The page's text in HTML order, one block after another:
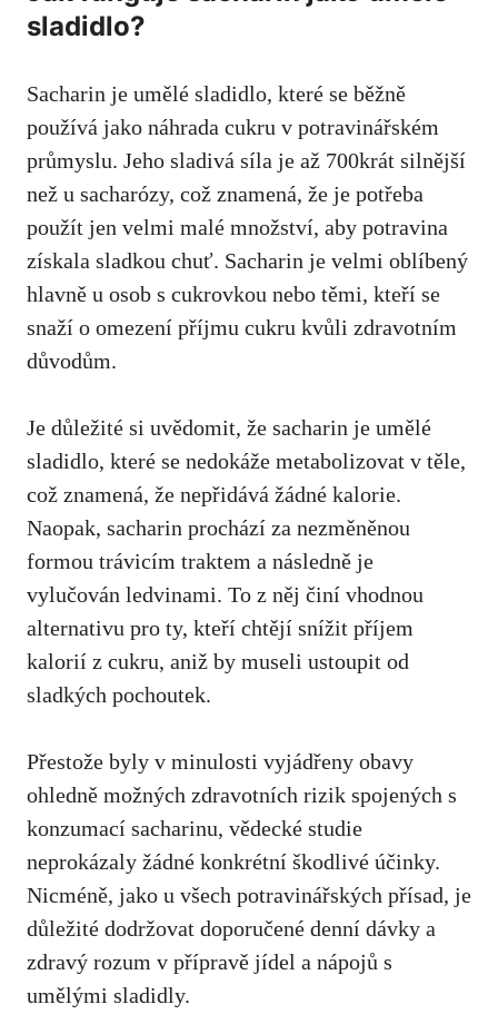
sladidlo?
Sacharin je‌ umělé sladidlo, které se běžně
používá ‍jako náhrada ⁣cukru v potravinářském
průmyslu.‍ Jeho sladivá síla je až 700krát silnější‍
než u sacharózy, což znamená, že je​ potřeba
použít jen velmi malé⁣ množství, aby potravina
získala sladkou​ chuť. Sacharin je velmi oblíbený
hlavně u ‍osob s cukrovkou nebo těmi, kteří se
snaží o omezení příjmu cukru kvůli ⁣zdravotním‌
důvodům.
Je důležité si uvědomit, že sacharin⁢ je umělé
sladidlo, které ‍se nedokáže ⁤metabolizovat v těle,​
což znamená, že nepřidává⁤ žádné⁤ kalorie.
Naopak, sacharin prochází za nezměněnou
formou trávicím traktem a následně ‍je
vylučován ledvinami. To z ‌něj činí‌ vhodnou
alternativu​ pro ‌ty, kteří chtějí snížit příjem
kalorií z cukru,​ aniž by museli⁣ ustoupit od
sladkých pochoutek.
Přestože byly ‌v minulosti ​vyjádřeny‍ obavy
ohledně možných zdravotních rizik spojených s
konzumací sacharinu, vědecké studie
neprokázaly žádné​ konkrétní škodlivé účinky.
Nicméně, jako u všech potravinářských přísad, ⁣je
důležité ⁤dodržovat ‌doporučené ⁤denní dávky a
zdravý rozum v přípravě jídel⁤ a nápojů⁢ s
umělými sladidly.